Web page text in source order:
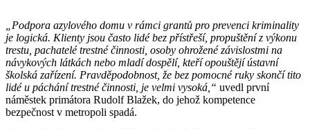
„Podpora azylového domu v rámci grantů pro prevenci kriminality
je logická. Klienty jsou často lidé bez přístřeší, propuštění z výkonu
trestu, pachatelé trestné činnosti, osoby ohrožené závislostmi na
návykových látkách nebo mladí dospělí, kteří opouštějí ústavní
školská zařízení. Pravděpodobnost, že bez pomocné ruky skončí tito
lidé u páchání trestné činnosti, je velmi vysoká,“ uvedl první
náměstek primátora Rudolf Blažek, do jehož kompetence
bezpečnost v metropoli spadá.